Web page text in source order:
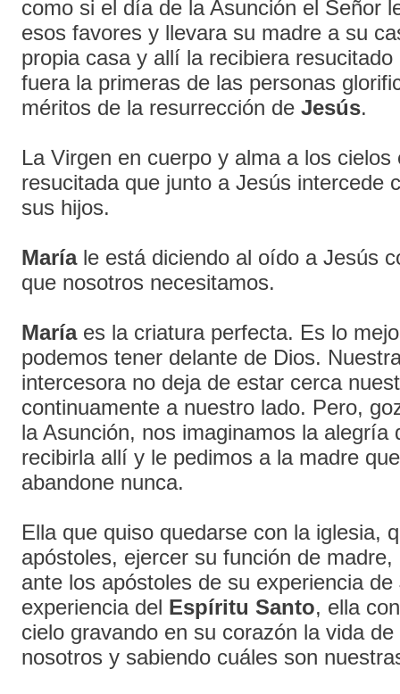
como si el día de la Asunción el Señor
esos favores y llevara su madre a su
propia casa y allí la recibiera resucitado
fuera la primeras de las personas
méritos de la resurrección de Jesús.
La Virgen en cuerpo y alma a los cielos
resucitada que junto a Jesús intercede
sus hijos.
Maríale está diciendo al oído a Jesús
que nosotros necesitamos.
Maríaes la criatura perfecta. Es lo
podemos tener delante de Dios.
intercesora no deja de estar cerca
continuamente a nuestro lado. Pero,
la Asunción, nos imaginamos la alegría
recibirla allí y le pedimos a la madre
abandone nunca.
Ella que quiso quedarse con la iglesia,
apóstoles, ejercer su función de
ante los apóstoles de su experiencia de
experiencia del Espíritu Santo, ella
cielo gravando en su corazón la vida
nosotros y sabiendo cuáles son